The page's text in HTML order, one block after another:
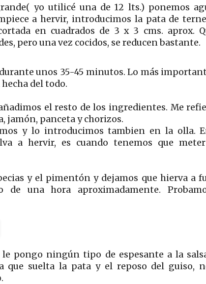
yo utilicé una de 12 lts.) ponemos
a hervir, introducimos la pata de
en cuadrados de 3 x 3 cms. aprox.
pero una vez cocidos, se reducen bastante.
unos 35-45 minutos. Lo más
del todo.
el resto de los ingredientes. Me
jamón, panceta y chorizos.
y lo introducimos tambien en la olla.
a hervir, es cuando tenemos que
y el pimentón y dejamos que hierva a
de una hora aproximadamente.
pongo ningún tipo de espesante a la
que suelta la pata y el reposo del guiso,